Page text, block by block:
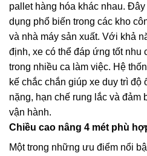
pallet hàng hóa khác nhau.
dụng phổ biến trong các kho
và nhà máy sản xuất. Với khả
định, xe có thể đáp ứng tốt nhu
trong nhiều ca làm việc. Hệ
kế chắc chắn giúp xe duy trì độ
nặng, hạn chế rung lắc và đảm
vận hành.
Chiều cao nâng 4 mét phù
Một trong những ưu điểm nổi